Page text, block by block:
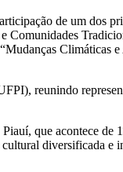
de um dos
Comunidades
Climáticas
reunindo
que acontece de
diversificada e